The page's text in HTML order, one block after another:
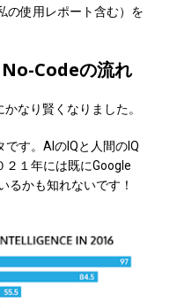
の使用レポート含む）を
Codeの流れ
なり賢くなりました。
す。AIのIQと人間のIQ
２１年には既にGoogle
るかも知れないです！